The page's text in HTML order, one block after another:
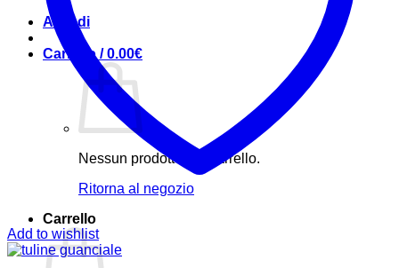
Accedi
Carrello /0.00€
Nessun prodotto nel carrello.
Ritorna al negozio
Carrello
Add to wishlist